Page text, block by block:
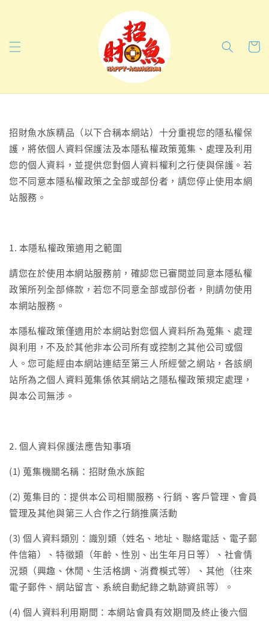
招財魚水族精品（以下合稱本網站）十分重視您的隱私權保
護，將依個人資料保護法及本隱私權政策蒐集、處理及利用
您的個人資料，並提供您對個人資料權利之行使與保護。若
您不同意本隱私權政策之全部或部份者，請您停止使用本網
站服務。
1. 本隱私權政策適用之範圍
請您在於使用本網站服務前，確認您已審閱並同意本隱私權
政策所列全部條款，若您不同意全部或部份者，則請勿使用
本網站服務。
本隱私權政策僅適用於本網站對您個人資料所為蒐集、處理
與利用，不及於其他非本公司所有或控制之其他公司或個
人。您可能經由本網站連結至第三人所經營之網站，各該網
站所為之個人資料蒐集係依其網站之隱私權政策規定處理，
與本公司無涉。
2. 個人資料保護法應告知事項
(1) 蒐集機關名稱：招財魚水族館
(2) 蒐集目的：提供本公司相關服務、行銷、客戶管理、會員
管理及其他與第三人合作之行銷推廣活動
(3) 個人資料類別：識別類（姓名、地址、聯絡電話、電子郵
件信箱）、特徵類（年齡、性別、出生年月日等）、社會情
況類（興趣、休閒、生活格調、消費模式等）、其他（往來
電子郵件、網站留言、系統自動紀錄之軌跡資訊等）。
(4) 個人資料利用期間：本網站會員有效期間及終止後六個